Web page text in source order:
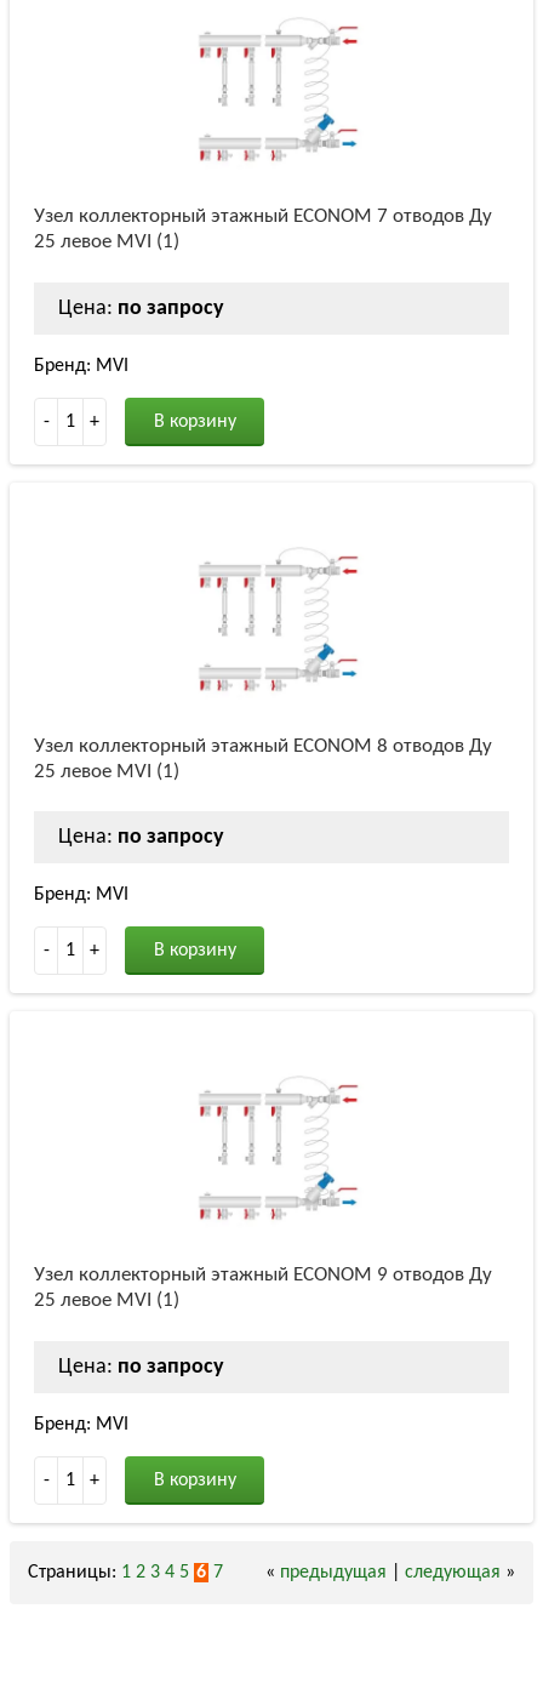
Узел коллекторный этажный ECONOM 7 отводов Ду
25 левое MVI (1)
Цена: по запросу
Бренд: MVI
- 1 + В корзину
Узел коллекторный этажный ECONOM 8 отводов Ду
25 левое MVI (1)
Цена: по запросу
Бренд: MVI
- 1 + В корзину
Узел коллекторный этажный ECONOM 9 отводов Ду
25 левое MVI (1)
Цена: по запросу
Бренд: MVI
- 1 + В корзину
« предыдущая следующая »
Страницы: 1 2 3 4 5 6 7